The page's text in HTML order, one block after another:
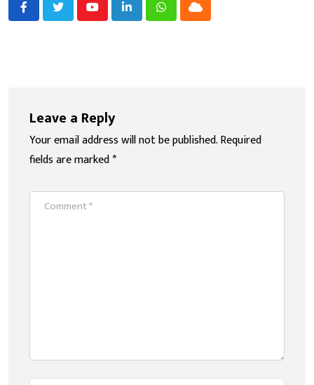
YoutubeLinkedInWhatsappCloud
Leave a Reply
Your email address will not be published.Required
fields are marked*